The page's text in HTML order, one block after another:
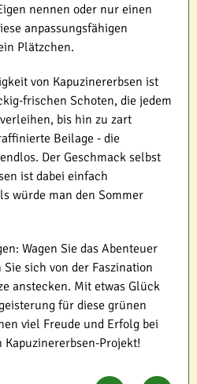
nennen oder nur einen
anpassungsfähigen
Plätzchen.
von Kapuzinererbsen ist
frischen Schoten, die jedem
bis hin zu zart
Beilage - die
Der Geschmack selbst
ist dabei einfach
würde man den Sommer
Wagen Sie das Abenteuer
sich von der Faszination
anstecken. Mit etwas Glück
für diese grünen
viel Freude und Erfolg bei
Projekt!